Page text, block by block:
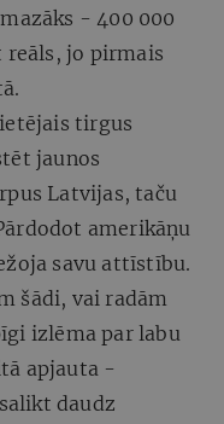
- 400 000
reāls, jo pirmais
tirgus
jaunos
Latvijas, taču
amerikāņu
savu attīstību.
šādi, vai radām
izlēma par labu
apjauta -
daudz